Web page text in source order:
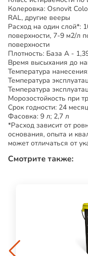
Колеровка: Osnovit
RAL, другие вееры
Расход на один слой*:
поверхности, 7-9 м2/л
поверхности
Плотность: База А -
Время высыхания до
Температура
Температура
Температура
Морозостойкость при
Срок годности: 24
Фасовка: 9 л; 2,7 л
*Расход зависит от
основания, опыта и
может отличаться от
Смотрите также: